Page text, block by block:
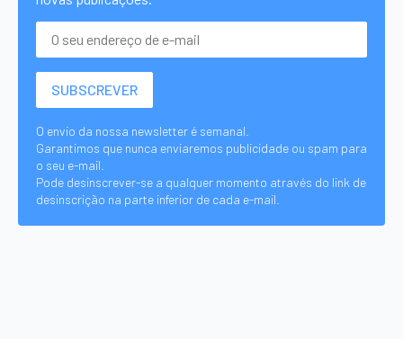
O envio da nossa newsletter é semanal.
Garantimos que nunca enviaremos publicidade ou spam para
o seu e-mail.
Pode desinscrever-se a qualquer momento através do link de
desinscrição na parte inferior de cada e-mail.